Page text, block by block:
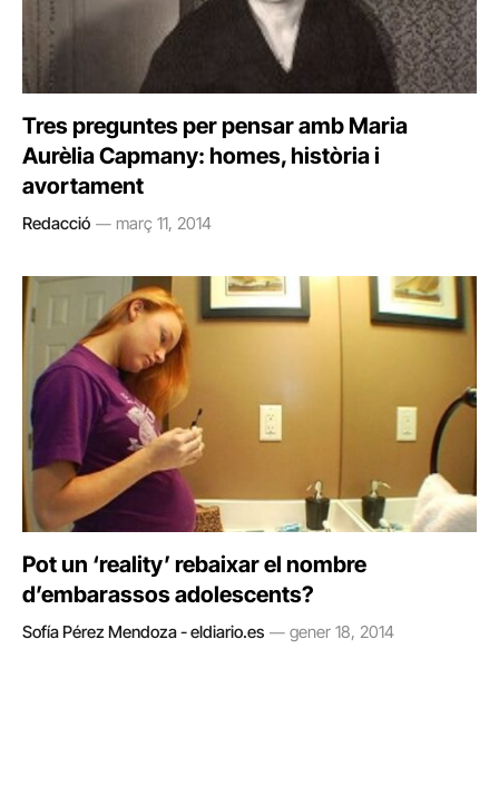
Tres preguntes per pensar amb Maria
Aurèlia Capmany: homes, història i
avortament
Redacció març 11, 2014
Pot un ‘reality’ rebaixar el nombre
d’embarassos adolescents?
Sofía Pérez Mendoza - eldiario.es gener 18, 2014